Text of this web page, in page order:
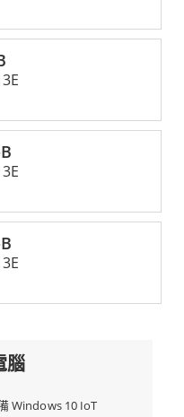
腦
Windows 10 IoT